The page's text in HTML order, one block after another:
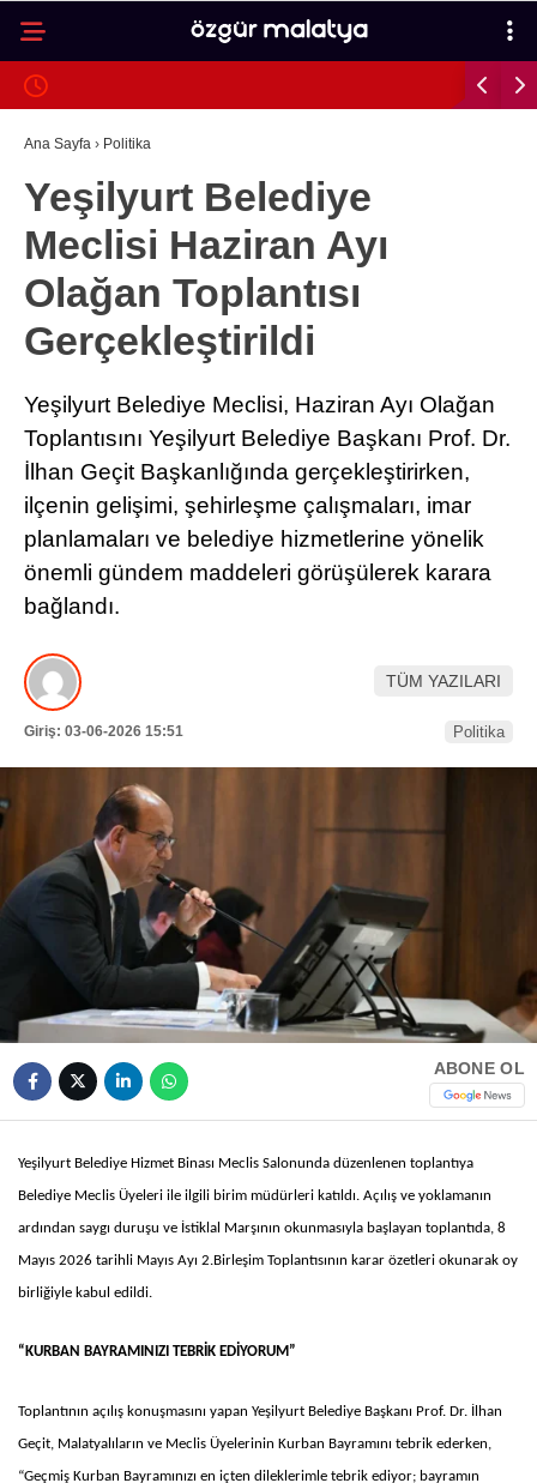
Facebook
Pinterest
30.8°
GALERİ
MALATYA
İLÇELER
ASAYIŞ
SPOR
POLITIKA
EKONOMI
SAĞLIK
HAVA DURUMU
NAMAZ VAKITLERI
Ana Sayfa › Politika
Yeşilyurt Belediye
Meclisi Haziran Ayı
Olağan Toplantısı
Gerçekleştirildi
Yeşilyurt Belediye Meclisi, Haziran Ayı Olağan
Toplantısını Yeşilyurt Belediye Başkanı Prof. Dr.
İlhan Geçit Başkanlığında gerçekleştirirken,
ilçenin gelişimi, şehirleşme çalışmaları, imar
planlamaları ve belediye hizmetlerine yönelik
önemli gündem maddeleri görüşülerek karara
bağlandı.
TÜM YAZILARI
Giriş: 03-06-2026 15:51 Politika
ABONE OL
Yeşilyurt Belediye Hizmet Binası Meclis Salonunda düzenlenen toplantıya
Belediye Meclis Üyeleri ile ilgili birim müdürleri katıldı. Açılış ve yoklamanın
ardından saygı duruşu ve İstiklal Marşının okunmasıyla başlayan toplantıda, 8
Mayıs 2026 tarihli Mayıs Ayı 2.Birleşim Toplantısının karar özetleri okunarak oy
birliğiyle kabul edildi.
“KURBAN BAYRAMINIZI TEBRİK EDİYORUM”
Toplantının açılış konuşmasını yapan Yeşilyurt Belediye Başkanı Prof. Dr. İlhan
Geçit, Malatyalıların ve Meclis Üyelerinin Kurban Bayramını tebrik ederken,
“Geçmiş Kurban Bayramınızı en içten dileklerimle tebrik ediyor; bayramın